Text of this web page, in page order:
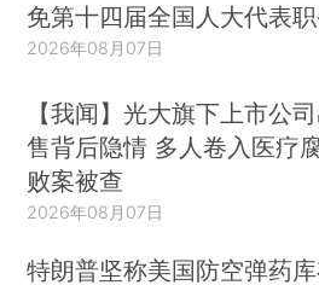
免第十四届全国人大代表
2026年08月07日
【我闻】光大旗下上市公
售背后隐情 多人卷入医疗
败案被查
2026年08月07日
特朗普坚称美国防空弹药